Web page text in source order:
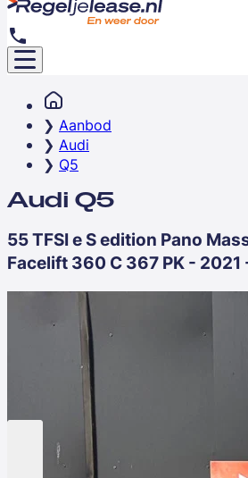
Aanbod
Audi
Q5
Audi Q5
55 TFSI e S edition Pano
Facelift 360 C 367 PK -